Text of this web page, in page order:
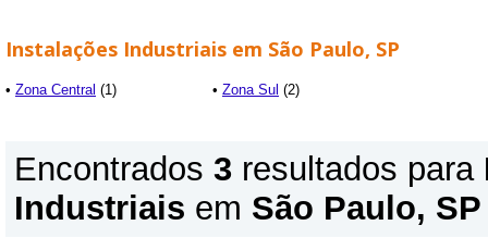
Instalações Industriais em São Paulo, SP
• Zona Central (1) • Zona Sul (2)
Encontrados 3 resultados para
Industriais em São Paulo, SP